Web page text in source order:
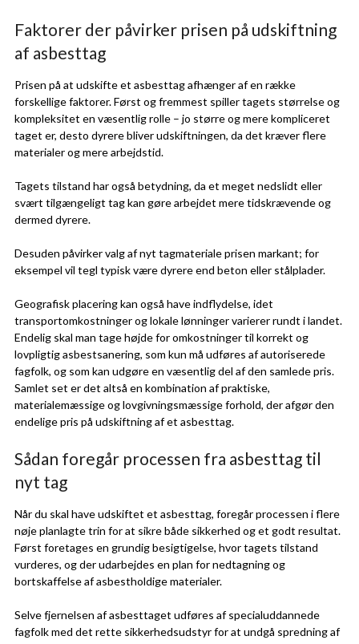
Faktorer der påvirker prisen på udskiftning
af asbesttag
Prisen på at udskifte et asbesttag afhænger af en række
forskellige faktorer. Først og fremmest spiller tagets størrelse og
kompleksitet en væsentlig rolle – jo større og mere kompliceret
taget er, desto dyrere bliver udskiftningen, da det kræver flere
materialer og mere arbejdstid.
Tagets tilstand har også betydning, da et meget nedslidt eller
svært tilgængeligt tag kan gøre arbejdet mere tidskrævende og
dermed dyrere.
Desuden påvirker valg af nyt tagmateriale prisen markant; for
eksempel vil tegl typisk være dyrere end beton eller stålplader.
Geografisk placering kan også have indflydelse, idet
transportomkostninger og lokale lønninger varierer rundt i landet.
Endelig skal man tage højde for omkostninger til korrekt og
lovpligtig asbestsanering, som kun må udføres af autoriserede
fagfolk, og som kan udgøre en væsentlig del af den samlede pris.
Samlet set er det altså en kombination af praktiske,
materialemæssige og lovgivningsmæssige forhold, der afgør den
endelige pris på udskiftning af et asbesttag.
Sådan foregår processen fra asbesttag til
nyt tag
Når du skal have udskiftet et asbesttag, foregår processen i flere
nøje planlagte trin for at sikre både sikkerhed og et godt resultat.
Først foretages en grundig besigtigelse, hvor tagets tilstand
vurderes, og der udarbejdes en plan for nedtagning og
bortskaffelse af asbestholdige materialer.
Selve fjernelsen af asbesttaget udføres af specialuddannede
fagfolk med det rette sikkerhedsudstyr for at undgå spredning af